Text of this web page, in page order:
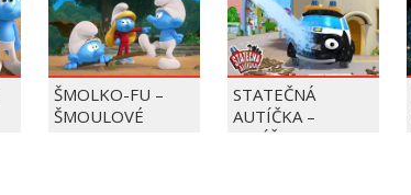
ŠMOLKO-FU –
ŠMOULOVÉ
STATEČNÁ
AUTÍČKA –
BALÍČEK PIERRE